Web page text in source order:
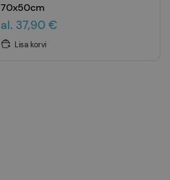
70x50cm
al. 37,90 €
Lisa korvi